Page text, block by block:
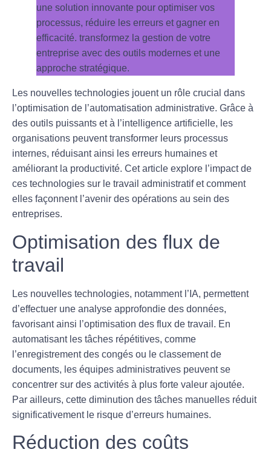
Les nouvelles technologies jouent un rôle crucial dans
l’optimisation de l’automatisation administrative. Grâce à
des outils puissants et à l’intelligence artificielle, les
organisations peuvent transformer leurs processus
internes, réduisant ainsi les erreurs humaines et
améliorant la productivité. Cet article explore l’impact de
ces technologies sur le travail administratif et comment
elles façonnent l’avenir des opérations au sein des
entreprises.
Optimisation des flux de
travail
Les nouvelles technologies, notamment l’IA, permettent
d’effectuer une analyse approfondie des données,
favorisant ainsi l’optimisation des flux de travail. En
automatisant les tâches répétitives, comme
l’enregistrement des congés ou le classement de
documents, les équipes administratives peuvent se
concentrer sur des activités à plus forte valeur ajoutée.
Par ailleurs, cette diminution des tâches manuelles réduit
significativement le risque d’erreurs humaines.
Réduction des coûts